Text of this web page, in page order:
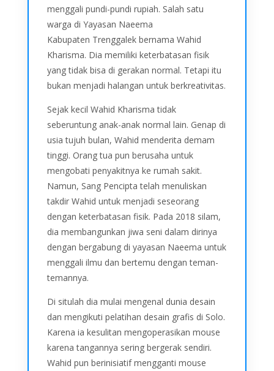
menggali pundi-pundi rupiah. Salah satu
warga di Yayasan Naeema
Kabupaten Trenggalek bernama Wahid
Kharisma. Dia memiliki keterbatasan fisik
yang tidak bisa di gerakan normal. Tetapi itu
bukan menjadi halangan untuk berkreativitas.
Sejak kecil Wahid Kharisma tidak
seberuntung anak-anak normal lain. Genap di
usia tujuh bulan, Wahid menderita demam
tinggi. Orang tua pun berusaha untuk
mengobati penyakitnya ke rumah sakit.
Namun, Sang Pencipta telah menuliskan
takdir Wahid untuk menjadi seseorang
dengan keterbatasan fisik. Pada 2018 silam,
dia membangunkan jiwa seni dalam dirinya
dengan bergabung di yayasan Naeema untuk
menggali ilmu dan bertemu dengan teman-
temannya.
Di situlah dia mulai mengenal dunia desain
dan mengikuti pelatihan desain grafis di Solo.
Karena ia kesulitan mengoperasikan mouse
karena tangannya sering bergerak sendiri.
Wahid pun berinisiatif mengganti mouse